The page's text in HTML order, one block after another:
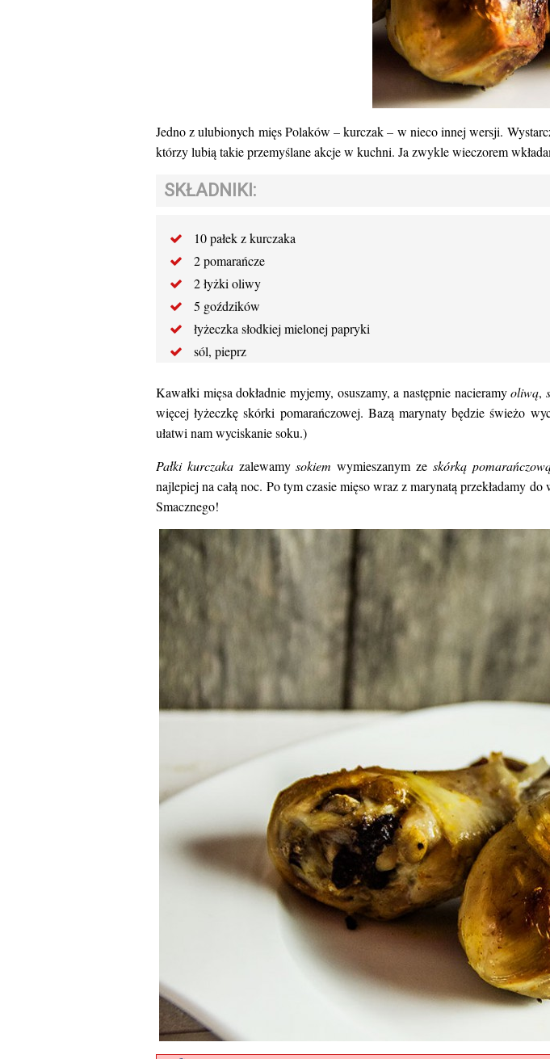
Jedno z ulubionych mięs Polaków – kurczak – w nieco innej wersji.
którzy lubią takie przemyślane akcje w kuchni. Ja zwykle wieczorem
SKŁADNIKI:
10 pałek z kurczaka
2 pomarańcze
2 łyżki oliwy
5 goździków
łyżeczka słodkiej mielonej papryki
sól, pieprz
Kawałki mięsa dokładnie myjemy, osuszamy, a następnie nacieramyoliwą,
więcej łyżeczkę skórki pomarańczowej. Bazą marynaty będzie świeżo
ułatwi nam wyciskanie soku.)
Pałki kurczakazalewamysokiem wymieszanym ze skórką
najlepiej na całą noc. Po tym czasie mięso wraz z marynatą przekładamy
Smacznego!